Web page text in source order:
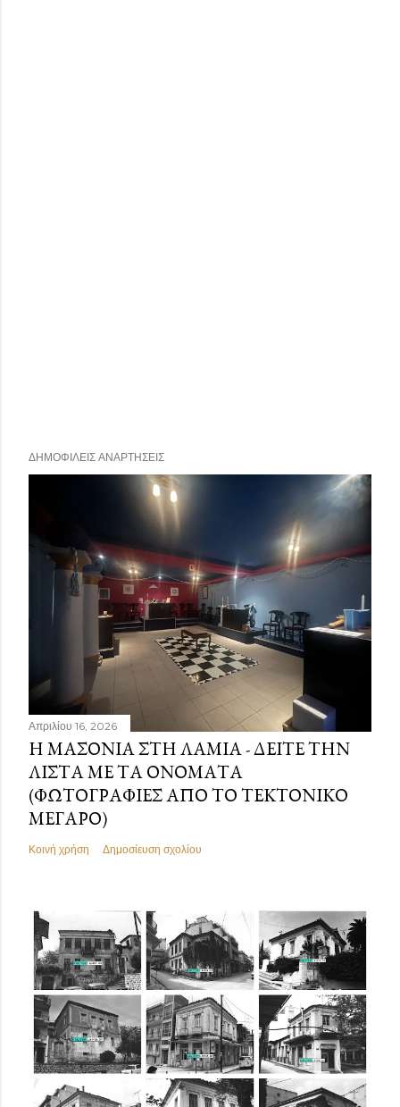
ΔΗΜΟΦΙΛΕΊΣ ΑΝΑΡΤΉΣΕΙΣ
Απριλίου 16, 2026
Η ΜΑΣΟΝΊΑ ΣΤΗ ΛΑΜΊΑ - ΔΕΊΤΕ ΤΗΝ
ΛΊΣΤΑ ΜΕ ΤΑ ΟΝΌΜΑΤΑ
(ΦΩΤΟΓΡΑΦΊΕΣ ΑΠΌ ΤΟ ΤΕΚΤΟΝΙΚΌ
ΜΈΓΑΡΟ)
Κοινή χρήση Δημοσίευση σχολίου